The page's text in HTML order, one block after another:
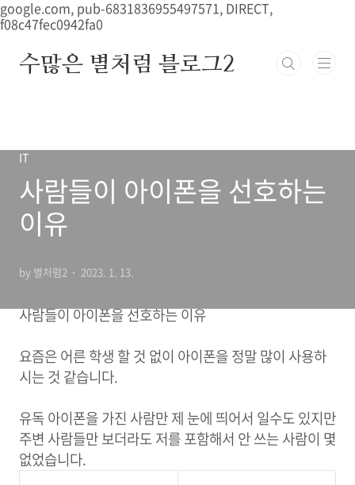
google.com, pub-6831836955497571, DIRECT,
f08c47fec0942fa0
본문 바로가기
수많은 별처럼 블로그2
IT
사람들이 아이폰을 선호하는
이유
by 별처럼2 2023. 1. 13.
사람들이 아이폰을 선호하는 이유
요즘은 어른 학생 할 것 없이 아이폰을 정말 많이 사용하
시는 것 같습니다.
유독 아이폰을 가진 사람만 제 눈에 띄어서 일수도 있지만
주변 사람들만 보더라도 저를 포함해서 안 쓰는 사람이 몇
없었습니다.